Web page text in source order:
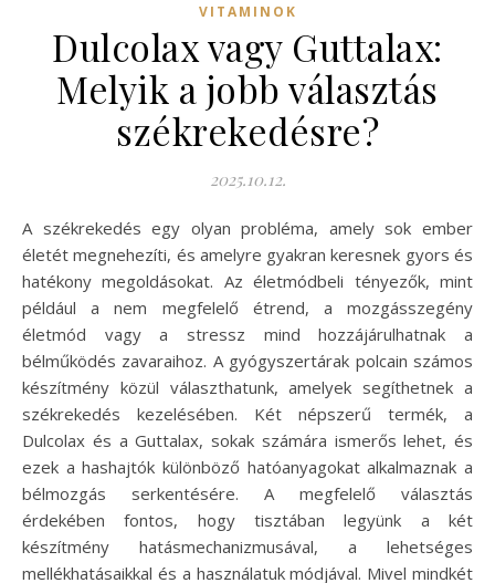
VITAMINOK
Dulcolax vagy Guttalax:
Melyik a jobb választás
székrekedésre?
2025.10.12.
A székrekedés egy olyan probléma, amely sok ember
életét megnehezíti, és amelyre gyakran keresnek gyors és
hatékony megoldásokat. Az életmódbeli tényezők, mint
például a nem megfelelő étrend, a mozgásszegény
életmód vagy a stressz mind hozzájárulhatnak a
bélműködés zavaraihoz. A gyógyszertárak polcain számos
készítmény közül választhatunk, amelyek segíthetnek a
székrekedés kezelésében. Két népszerű termék, a
Dulcolax és a Guttalax, sokak számára ismerős lehet, és
ezek a hashajtók különböző hatóanyagokat alkalmaznak a
bélmozgás serkentésére. A megfelelő választás
érdekében fontos, hogy tisztában legyünk a két
készítmény hatásmechanizmusával, a lehetséges
mellékhatásaikkal és a használatuk módjával. Mivel mindkét